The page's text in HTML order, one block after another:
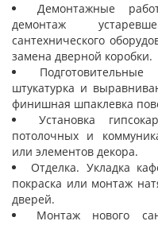
Демонтажные
демонтаж
сантехнического
замена дверной коробки.
штукатурка и
финишная шпаклевка
Установка
потолочных и
или элементов декора.
Отделка. Укладка
покраска или монтаж
дверей.
Монтаж нового